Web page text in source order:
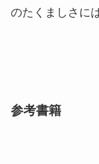
のたくましさに
参考書籍